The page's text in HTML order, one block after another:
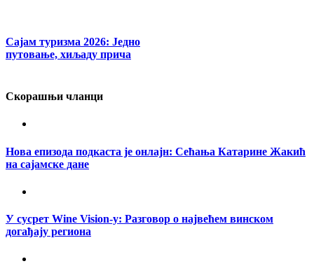
Сајам туризма 2026: Једно
путовање, хиљаду прича
Скорашњи чланци
Нова епизода подкаста је онлајн: Сећања Катарине Жакић
на сајамске дане
У сусрет Wine Vision-у: Разговор о највећем винском
догађају региона